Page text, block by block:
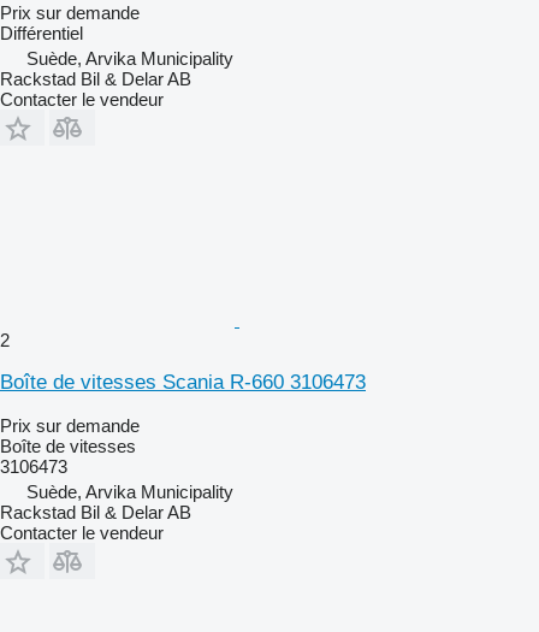
Prix sur demande
Différentiel
Suède, Arvika Municipality
Rackstad Bil & Delar AB
Contacter le vendeur
2
Boîte de vitesses Scania R-660 3106473
Prix sur demande
Boîte de vitesses
3106473
Suède, Arvika Municipality
Rackstad Bil & Delar AB
Contacter le vendeur